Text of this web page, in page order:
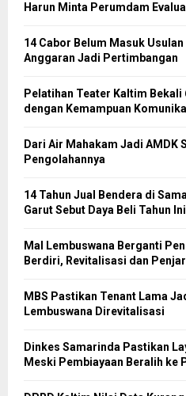
Harun Minta Perumdam
14 Cabor Belum Masuk
Anggaran Jadi Pertimbangan
Pelatihan Teater Kaltim Bekali
dengan Kemampuan
Dari Air Mahakam Jadi AMDK
Pengolahannya
14 Tahun Jual Bendera di
Garut Sebut Daya Beli Tahun
Mal Lembuswana Berganti
Berdiri, Revitalisasi dan
MBS Pastikan Tenant Lama
Lembuswana Direvitalisasi
Dinkes Samarinda Pastikan
Meski Pembiayaan Beralih ke